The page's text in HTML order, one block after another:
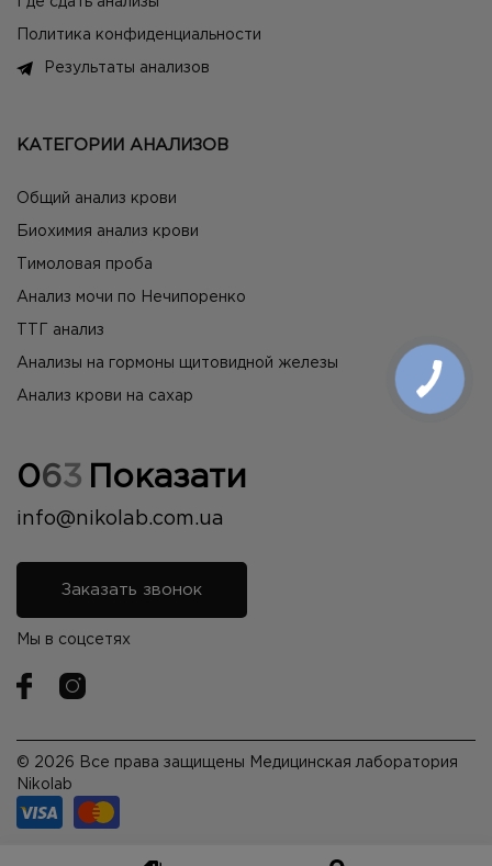
Политика конфиденциальности
Результаты анализов
КАТЕГОРИИ АНАЛИЗОВ
Общий анализ крови
Биохимия анализ крови
Тимоловая проба
Анализ мочи по Нечипоренко
ТТГ анализ
Анализы на гормоны щитовидной железы
Анализ крови на сахар
063 Показати
info@nikolab.com.ua
Заказать звонок
Мы в соцсетях
© 2026 Все права защищены Медицинская лаборатория
Nikolab